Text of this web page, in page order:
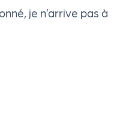
je n’arrive pas à